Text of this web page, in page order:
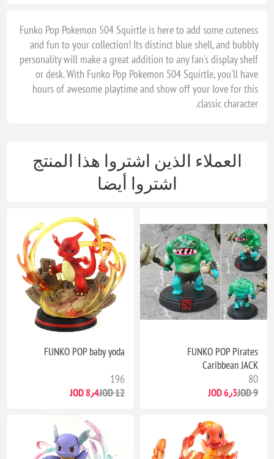
Funko Pop Pokemon 504 Squirtle is here to add some cuteness
and fun to your collection! Its distinct blue shell, and bubbly
personality will make a great addition to any fan's display shelf
or desk. With Funko Pop Pokemon 504 Squirtle, you'll have
hours of awesome playtime and show off your love for this
classic character.
العملاء الذين اشتروا هذا المنتج
اشتروا أيضا
FUNKO POP Pirates
Caribbean JACK
80
9 JOD 6٫3 JOD
FUNKO POP baby yoda
196
12 JOD 8٫4 JOD